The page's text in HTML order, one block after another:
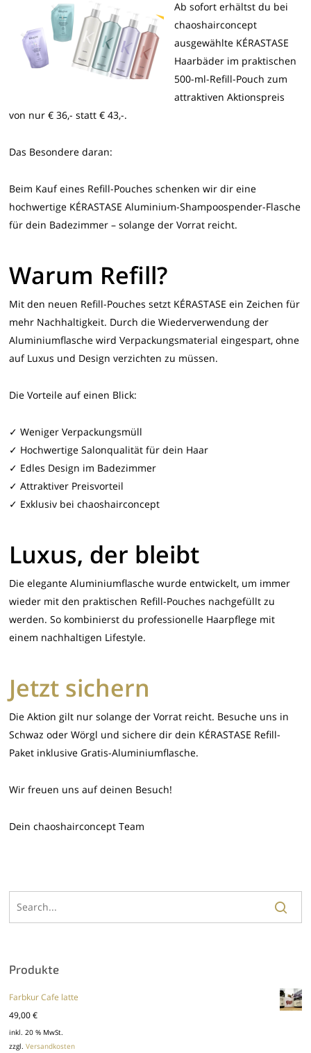
Ab sofort erhältst du bei
chaoshairconcept
ausgewählte KÉRASTASE
Haarbäder im praktischen
500-ml-Refill-Pouch zum
attraktiven Aktionspreis
von nur € 36,- statt € 43,-.
Das Besondere daran:
Beim Kauf eines Refill-Pouches schenken wir dir eine
hochwertige KÉRASTASE Aluminium-Shampoospender-Flasche
für dein Badezimmer – solange der Vorrat reicht.
Warum Refill?
Mit den neuen Refill-Pouches setzt KÉRASTASE ein Zeichen für
mehr Nachhaltigkeit. Durch die Wiederverwendung der
Aluminiumflasche wird Verpackungsmaterial eingespart, ohne
auf Luxus und Design verzichten zu müssen.
Die Vorteile auf einen Blick:
✓ Weniger Verpackungsmüll
✓ Hochwertige Salonqualität für dein Haar
✓ Edles Design im Badezimmer
✓ Attraktiver Preisvorteil
✓ Exklusiv bei chaoshairconcept
Luxus, der bleibt
Die elegante Aluminiumflasche wurde entwickelt, um immer
wieder mit den praktischen Refill-Pouches nachgefüllt zu
werden. So kombinierst du professionelle Haarpflege mit
einem nachhaltigen Lifestyle.
Jetzt sichern
Die Aktion gilt nur solange der Vorrat reicht. Besuche uns in
Schwaz oder Wörgl und sichere dir dein KÉRASTASE Refill-
Paket inklusive Gratis-Aluminiumflasche.
Wir freuen uns auf deinen Besuch!
Dein chaoshairconcept Team
Produkte
Farbkur Cafe latte
49,00€
inkl. 20 % MwSt.
zzgl.Versandkosten